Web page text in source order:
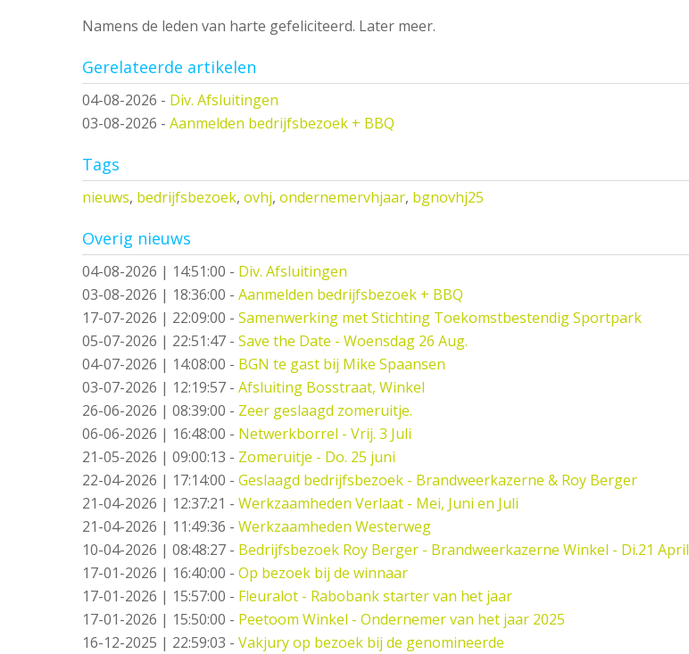
Namens de leden van harte gefeliciteerd. Later meer.
Gerelateerde artikelen
04-08-2026 - Div. Afsluitingen
03-08-2026 - Aanmelden bedrijfsbezoek + BBQ
Tags
nieuws, bedrijfsbezoek, ovhj, ondernemervhjaar, bgnovhj25
Overig nieuws
04-08-2026 | 14:51:00 - Div. Afsluitingen
03-08-2026 | 18:36:00 - Aanmelden bedrijfsbezoek + BBQ
17-07-2026 | 22:09:00 - Samenwerking met Stichting Toekomstbestendig Sportpark
05-07-2026 | 22:51:47 - Save the Date - Woensdag 26 Aug.
04-07-2026 | 14:08:00 - BGN te gast bij Mike Spaansen
03-07-2026 | 12:19:57 - Afsluiting Bosstraat, Winkel
26-06-2026 | 08:39:00 - Zeer geslaagd zomeruitje.
06-06-2026 | 16:48:00 - Netwerkborrel - Vrij. 3 Juli
21-05-2026 | 09:00:13 - Zomeruitje - Do. 25 juni
22-04-2026 | 17:14:00 - Geslaagd bedrijfsbezoek - Brandweerkazerne & Roy Berger
21-04-2026 | 12:37:21 - Werkzaamheden Verlaat - Mei, Juni en Juli
21-04-2026 | 11:49:36 - Werkzaamheden Westerweg
10-04-2026 | 08:48:27 - Bedrijfsbezoek Roy Berger - Brandweerkazerne Winkel - Di.21 April
17-01-2026 | 16:40:00 - Op bezoek bij de winnaar
17-01-2026 | 15:57:00 - Fleuralot - Rabobank starter van het jaar
17-01-2026 | 15:50:00 - Peetoom Winkel - Ondernemer van het jaar 2025
16-12-2025 | 22:59:03 - Vakjury op bezoek bij de genomineerde